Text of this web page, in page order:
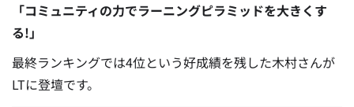
「コミュニティの力でラーニングピラミッドを大きくす
る!」
最終ランキングでは4位という好成績を残した木村さんが
LTに登壇です。